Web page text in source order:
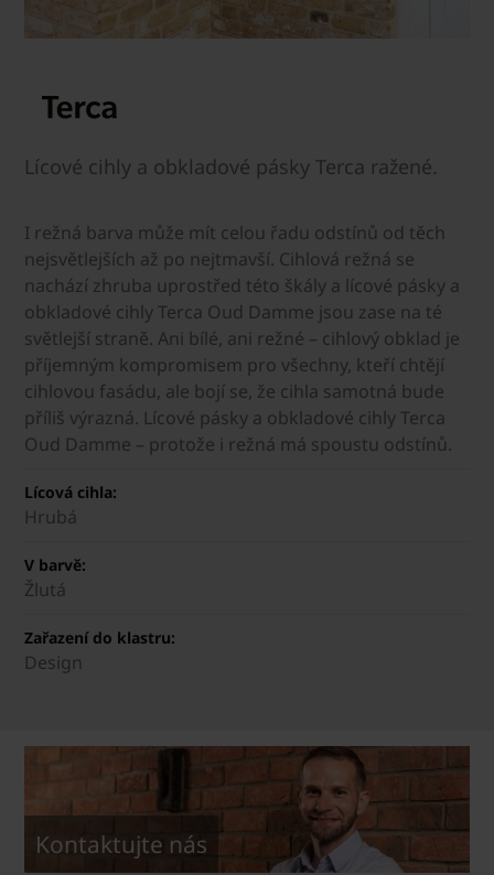
Lícové cihly a obkladové pásky Terca ražené.
I režná barva může mít celou řadu odstínů od těch
nejsvětlejších až po nejtmavší. Cihlová režná se
nachází zhruba uprostřed této škály a lícové pásky a
obkladové cihly Terca Oud Damme jsou zase na té
světlejší straně. Ani bílé, ani režné – cihlový obklad je
příjemným kompromisem pro všechny, kteří chtějí
cihlovou fasádu, ale bojí se, že cihla samotná bude
příliš výrazná. Lícové pásky a obkladové cihly Terca
Oud Damme – protože i režná má spoustu odstínů.
Lícová cihla:
Hrubá
V barvě:
Žlutá
Zařazení do klastru:
Design
Kontaktujte nás